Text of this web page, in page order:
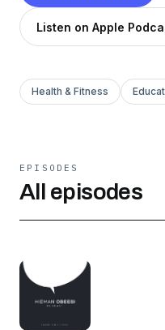
On aika tehdä
Uusi jakso aina joku
Listen on Apple
Health & Fitness
EPISODES
All episodes